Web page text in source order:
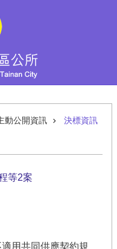
動公開資訊 決標資訊
等2案
用共同供應契約規